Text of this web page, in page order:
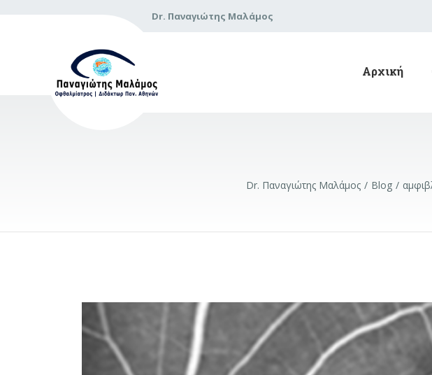
Dr. Παναγιώτης Μαλάμος
Αρχική
Dr. Παναγιώτης Μαλάμος Blog